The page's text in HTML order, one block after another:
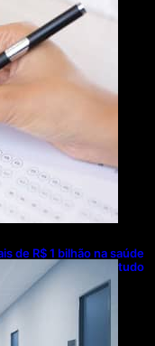
de R$ 1 bilhão na saúde
aponta estudo